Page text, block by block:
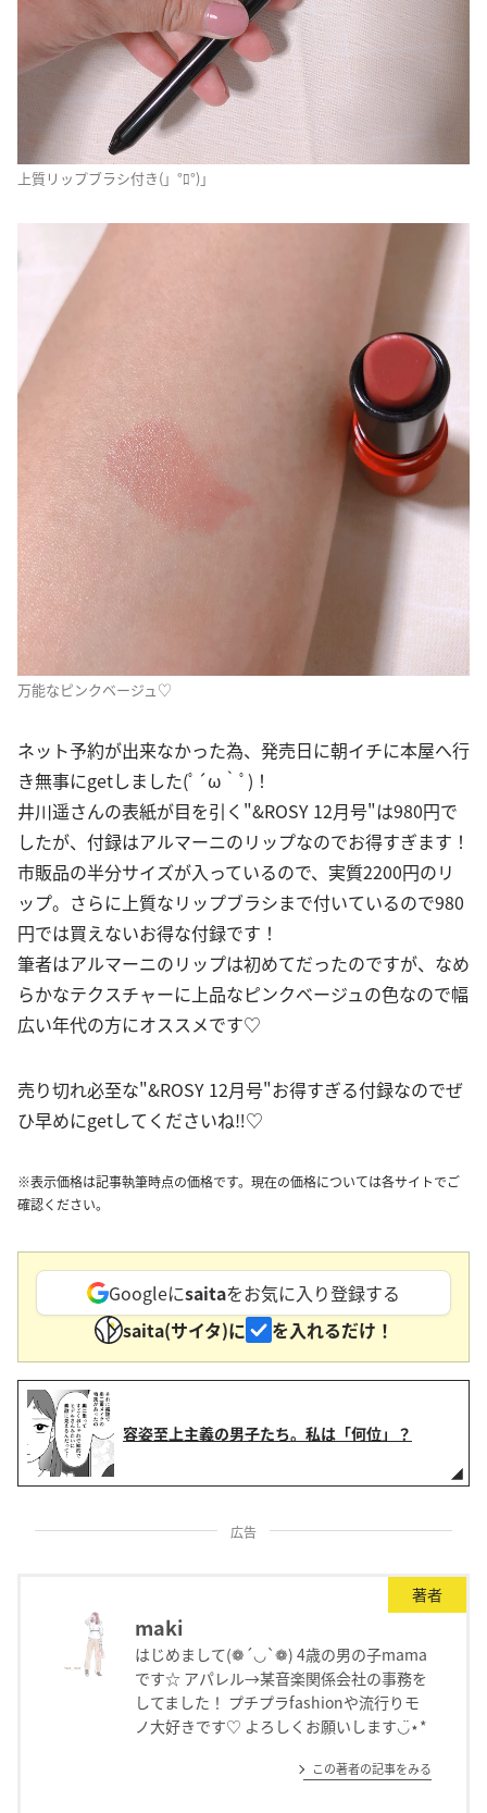
上質リップブラシ付き(」°ﾛ°)｣
万能なピンクベージュ♡
ネット予約が出来なかった為、発売日に朝イチに本屋へ行
き無事にgetしました(ﾟ´ω｀ﾟ)！
井川遥さんの表紙が目を引く"&ROSY 12月号"は980円で
したが、付録はアルマーニのリップなのでお得すぎます！
市販品の半分サイズが入っているので、実質2200円のリ
ップ。さらに上質なリップブラシまで付いているので980
円では買えないお得な付録です！
筆者はアルマーニのリップは初めてだったのですが、なめ
らかなテクスチャーに上品なピンクベージュの色なので幅
広い年代の方にオススメです♡
売り切れ必至な"&ROSY 12月号"お得すぎる付録なのでぜ
ひ早めにgetしてくださいね‼︎♡
※表示価格は記事執筆時点の価格です。現在の価格については各サイトでご
確認ください。
Googleにsaitaをお気に入り登録する
saita(サイタ)に
を入れるだけ！
容姿至上主義の男子たち。私は「何位」？
広告
著者
maki
はじめまして(❁´◡`❁) 4歳の男の子mama
です☆ アパレル→某音楽関係会社の事務を
してました！ プチプラfashionや流行りモ
ノ大好きです♡ よろしくお願いします◡̈⋆*
この著者の記事をみる